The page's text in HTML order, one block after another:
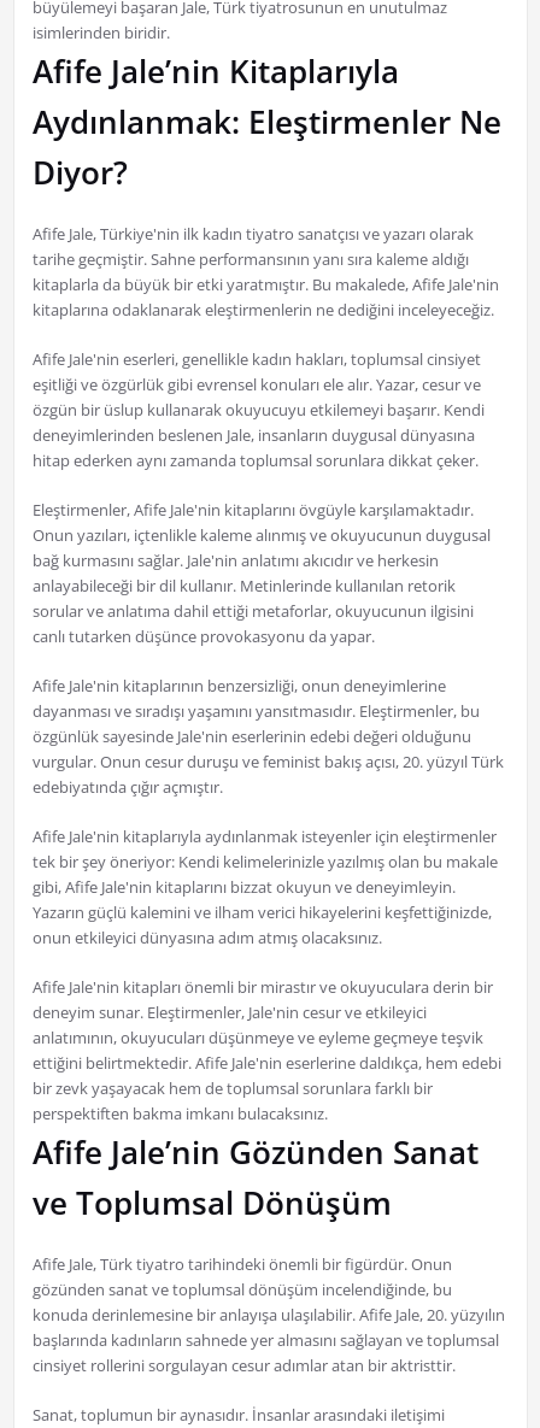
büyülemeyi başaran Jale, Türk tiyatrosunun en unutulmaz
isimlerinden biridir.
Afife Jale’nin Kitaplarıyla
Aydınlanmak: Eleştirmenler Ne
Diyor?
Afife Jale, Türkiye'nin ilk kadın tiyatro sanatçısı ve yazarı olarak
tarihe geçmiştir. Sahne performansının yanı sıra kaleme aldığı
kitaplarla da büyük bir etki yaratmıştır. Bu makalede, Afife Jale'nin
kitaplarına odaklanarak eleştirmenlerin ne dediğini inceleyeceğiz.
Afife Jale'nin eserleri, genellikle kadın hakları, toplumsal cinsiyet
eşitliği ve özgürlük gibi evrensel konuları ele alır. Yazar, cesur ve
özgün bir üslup kullanarak okuyucuyu etkilemeyi başarır. Kendi
deneyimlerinden beslenen Jale, insanların duygusal dünyasına
hitap ederken aynı zamanda toplumsal sorunlara dikkat çeker.
Eleştirmenler, Afife Jale'nin kitaplarını övgüyle karşılamaktadır.
Onun yazıları, içtenlikle kaleme alınmış ve okuyucunun duygusal
bağ kurmasını sağlar. Jale'nin anlatımı akıcıdır ve herkesin
anlayabileceği bir dil kullanır. Metinlerinde kullanılan retorik
sorular ve anlatıma dahil ettiği metaforlar, okuyucunun ilgisini
canlı tutarken düşünce provokasyonu da yapar.
Afife Jale'nin kitaplarının benzersizliği, onun deneyimlerine
dayanması ve sıradışı yaşamını yansıtmasıdır. Eleştirmenler, bu
özgünlük sayesinde Jale'nin eserlerinin edebi değeri olduğunu
vurgular. Onun cesur duruşu ve feminist bakış açısı, 20. yüzyıl Türk
edebiyatında çığır açmıştır.
Afife Jale'nin kitaplarıyla aydınlanmak isteyenler için eleştirmenler
tek bir şey öneriyor: Kendi kelimelerinizle yazılmış olan bu makale
gibi, Afife Jale'nin kitaplarını bizzat okuyun ve deneyimleyin.
Yazarın güçlü kalemini ve ilham verici hikayelerini keşfettiğinizde,
onun etkileyici dünyasına adım atmış olacaksınız.
Afife Jale'nin kitapları önemli bir mirastır ve okuyuculara derin bir
deneyim sunar. Eleştirmenler, Jale'nin cesur ve etkileyici
anlatımının, okuyucuları düşünmeye ve eyleme geçmeye teşvik
ettiğini belirtmektedir. Afife Jale'nin eserlerine daldıkça, hem edebi
bir zevk yaşayacak hem de toplumsal sorunlara farklı bir
perspektiften bakma imkanı bulacaksınız.
Afife Jale’nin Gözünden Sanat
ve Toplumsal Dönüşüm
Afife Jale, Türk tiyatro tarihindeki önemli bir figürdür. Onun
gözünden sanat ve toplumsal dönüşüm incelendiğinde, bu
konuda derinlemesine bir anlayışa ulaşılabilir. Afife Jale, 20. yüzyılın
başlarında kadınların sahnede yer almasını sağlayan ve toplumsal
cinsiyet rollerini sorgulayan cesur adımlar atan bir aktristtir.
Sanat, toplumun bir aynasıdır. İnsanlar arasındaki iletişimi